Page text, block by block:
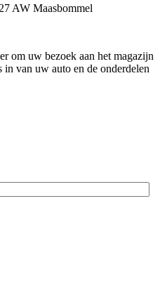
AW Maasbommel
om uw bezoek aan het magazijn
van uw auto en de onderdelen